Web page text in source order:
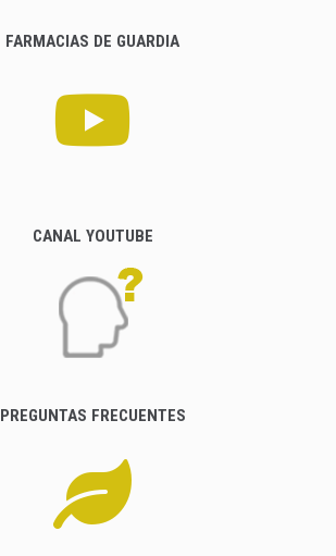
FARMACIAS DE GUARDIA
CANAL YOUTUBE
PREGUNTAS FRECUENTES